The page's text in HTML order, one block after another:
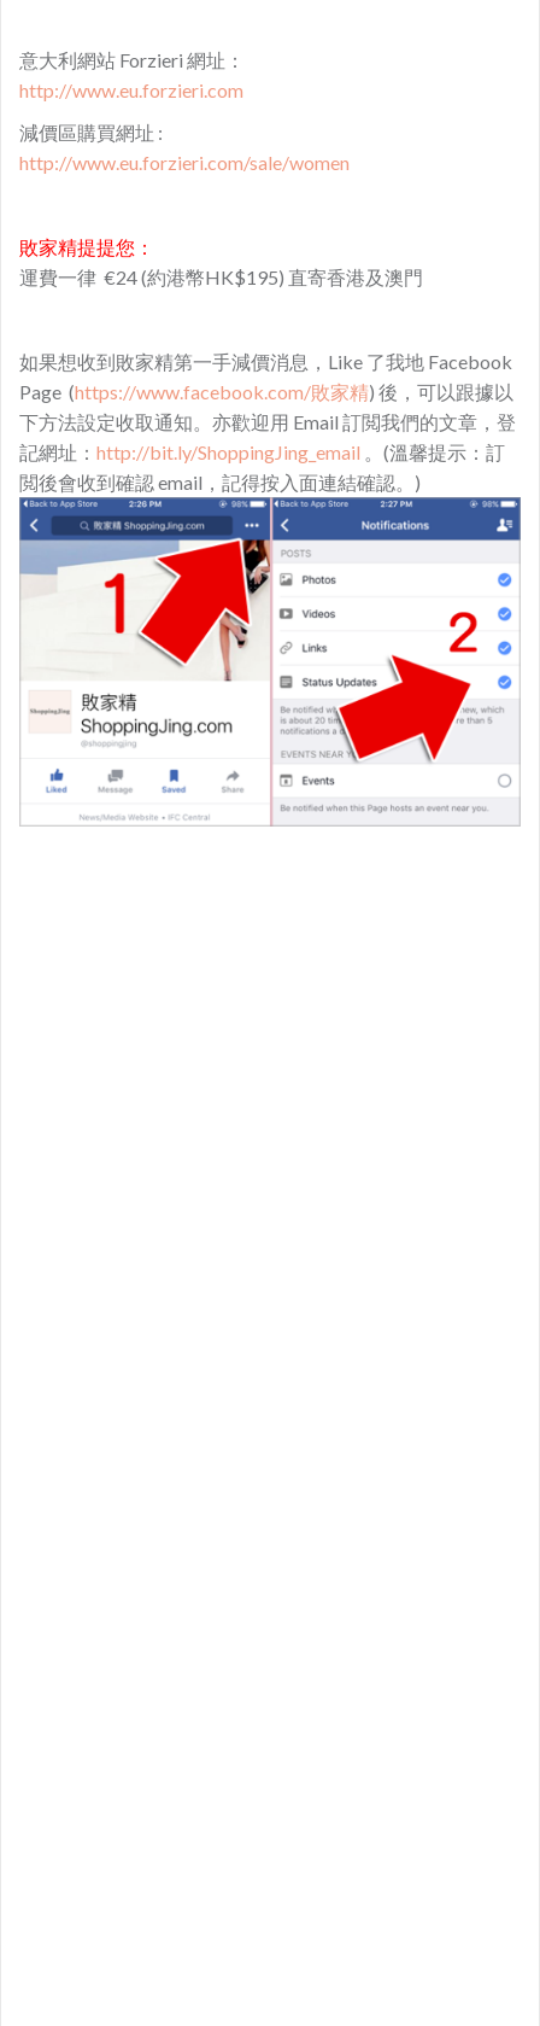
意大利網站 Forzieri 網址：
http://www.eu.forzieri.com
減價區購買網址 :
http://www.eu.forzieri.com/sale/women
敗家精提提您：
運費一律 €24 (約港幣HK$195) 直寄香港及澳門
如果想收到敗家精第一手減價消息，Like 了我地 Facebook
Page (https://www.facebook.com/敗家精) 後，可以跟據以
下方法設定收取通知。亦歡迎用 Email 訂閲我們的文章，登
記網址： http://bit.ly/ShoppingJing_email 。(溫馨提示：訂
閲後會收到確認 email，記得按入面連結確認。)